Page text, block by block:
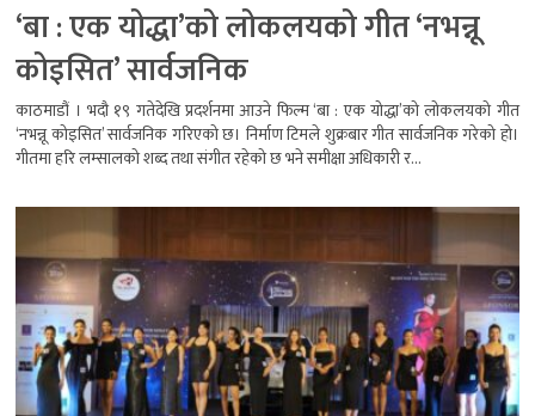
‘बा : एक योद्धा’को लोकलयको गीत ‘नभन्नू
कोइसित’ सार्वजनिक
काठमाडौं । भदौ १९ गतेदेखि प्रदर्शनमा आउने फिल्म ‘बा : एक योद्धा’को लोकलयको गीत
‘नभन्नू कोइसित’ सार्वजनिक गरिएको छ। निर्माण टिमले शुक्रबार गीत सार्वजनिक गरेको हो।
गीतमा हरि लम्सालको शब्द तथा संगीत रहेको छ भने समीक्षा अधिकारी र...